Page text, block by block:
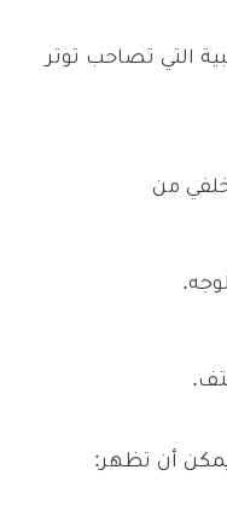
التي تصاحب توتر
من
أن تظهر: